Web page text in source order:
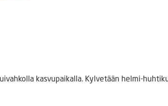
kasvupaikalla. Kylvetään helmi-